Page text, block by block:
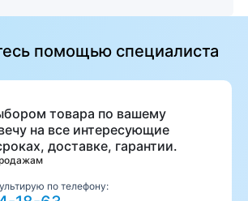
помощью специалиста
товара по вашему
на все интересующие
доставке, гарантии.
по телефону: